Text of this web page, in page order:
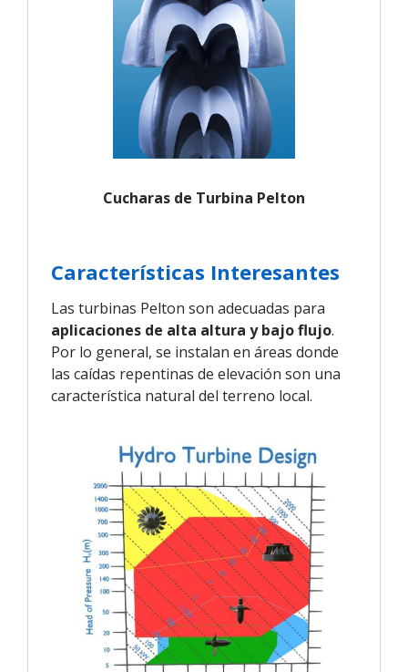
Cucharas de Turbina Pelton
Características Interesantes
Las turbinas Pelton son adecuadas para
aplicaciones de alta altura y bajo flujo.
Por lo general, se instalan en áreas donde
las caídas repentinas de elevación son una
característica natural del terreno local.